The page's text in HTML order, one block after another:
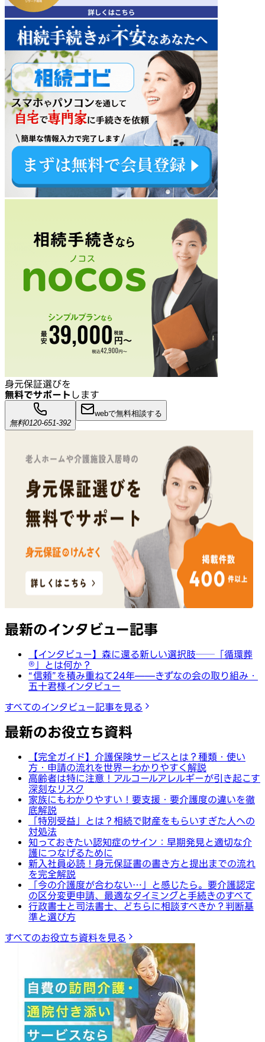
身元保証選びを
無料でサポート します
無料0120-651-392
webで無料相談する
最新のインタビュー記事
【インタビュー】森に還る新しい選択肢──「循環葬
®︎」とは何か？
“信頼”を積み重ねて24年——きずなの会の取り組み・
五十君様インタビュー
すべてのインタビュー記事を見る
最新のお役立ち資料
【完全ガイド】介護保険サービスとは？種類・使い
方・申請の流れを世界一わかりやすく解説
高齢者は特に注意！アルコールアレルギーが引き起こす
深刻なリスク
家族にもわかりやすい！要支援・要介護度の違いを徹
底解説
「特別受益」とは？相続で財産をもらいすぎた人への
対処法
知っておきたい認知症のサイン：早期発見と適切な介
護につなげるために
新入社員必読！身元保証書の書き方と提出までの流れ
を完全解説
「今の介護度が合わない…」と感じたら。要介護認定
の区分変更申請、最適なタイミングと手続きのすべて
行政書士と司法書士、どちらに相談すべきか？判断基
準と選び方
すべてのお役立ち資料を見る